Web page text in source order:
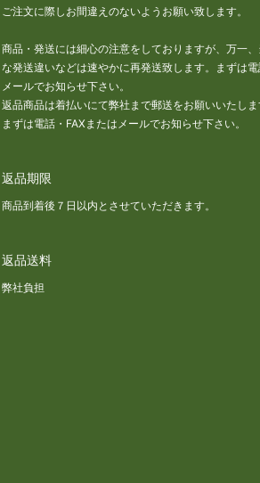
ご注文に際しお間違えのないようお願い致します。
商品・発送には細心の注意をしておりますが、万一
な発送違いなどは速やかに再発送致します。まずは
メールでお知らせ下さい。
返品商品は着払いにて弊社まで郵送をお願いいたしま
まずは電話・FAXまたはメールでお知らせ下さい。
返品期限
商品到着後７日以内とさせていただきます。
返品送料
弊社負担